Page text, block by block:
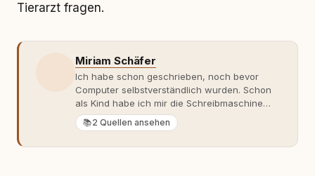
Tierarzt fragen.
Miriam Schäfer
Ich habe schon geschrieben, noch bevor
Computer selbstverständlich wurden. Schon
als Kind habe ich mir die Schreibmaschine
meiner Eltern geschnappt und drauflos
getippt: Geschichten, Beobachtungen,
📚2 Quellen ansehen